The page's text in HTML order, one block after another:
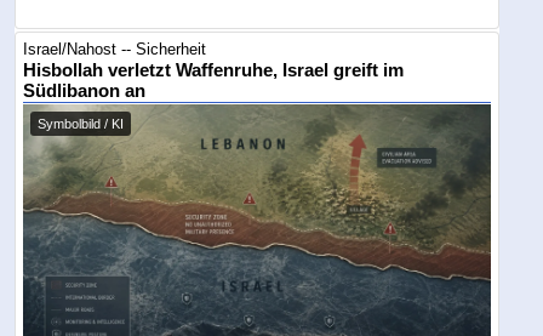
Israel/Nahost -- Sicherheit
Hisbollah verletzt Waffenruhe, Israel greift im
Südlibanon an
Symbolbild / KI